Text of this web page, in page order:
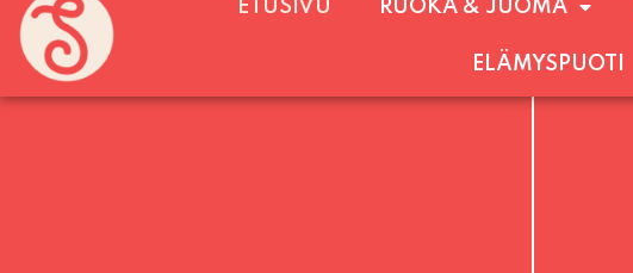
ETUSIVU RUOKA & JUOMA
ELÄMYSPUOTI